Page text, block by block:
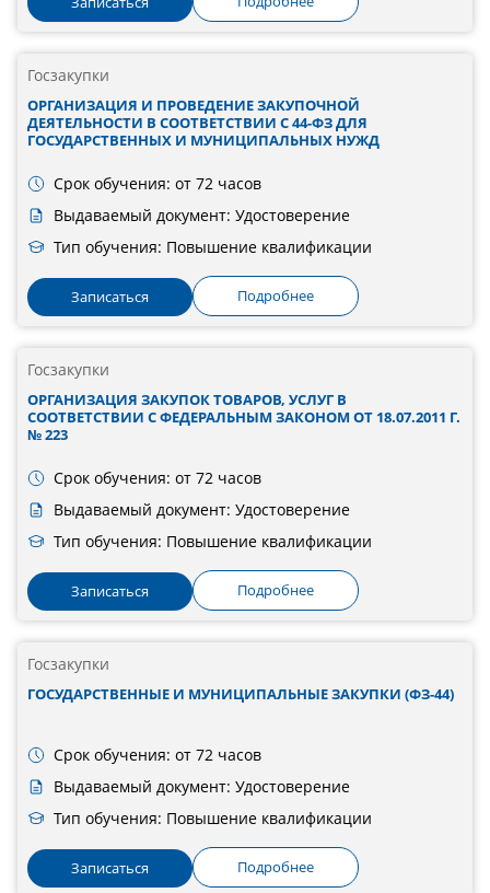
Госзакупки
ОРГАНИЗАЦИЯ И ПРОВЕДЕНИЕ ЗАКУПОЧНОЙ
ДЕЯТЕЛЬНОСТИ В СООТВЕТСТВИИ С 44-ФЗ ДЛЯ
ГОСУДАРСТВЕННЫХ И МУНИЦИПАЛЬНЫХ НУЖД
Срок обучения: от 72 часов
Выдаваемый документ: Удостоверение
Тип обучения: Повышение квалификации
Записаться Подробнее
Госзакупки
ОРГАНИЗАЦИЯ ЗАКУПОК ТОВАРОВ, УСЛУГ В
СООТВЕТСТВИИ С ФЕДЕРАЛЬНЫМ ЗАКОНОМ ОТ 18.07.2011 Г.
№ 223
Срок обучения: от 72 часов
Выдаваемый документ: Удостоверение
Тип обучения: Повышение квалификации
Записаться Подробнее
Госзакупки
ГОСУДАРСТВЕННЫЕ И МУНИЦИПАЛЬНЫЕ ЗАКУПКИ (ФЗ-44)
Срок обучения: от 72 часов
Выдаваемый документ: Удостоверение
Тип обучения: Повышение квалификации
Записаться Подробнее